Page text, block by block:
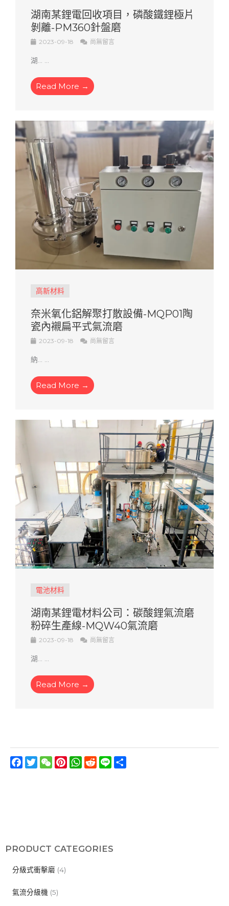
PRODUCT CATEGORIES
分級式衝擊磨 (4)
氣流分級機 (5)
湖南某鋰電回收項目，磷酸鐵鋰極片
剝離-PM360針盤磨
2023-09-18 尚無留言
湖... ...
Read More →
高新材料
奈米氧化鋁解聚打散設備-MQP01陶
瓷內襯扁平式氣流磨
2023-09-18 尚無留言
納... ...
Read More →
電池材料
湖南某鋰電材料公司：碳酸鋰氣流磨
粉碎生產線-MQW40氣流磨
2023-09-18 尚無留言
湖... ...
Read More →
Facebook
TwitterWeChatPinterest
WhatsApp
Reddit
Line